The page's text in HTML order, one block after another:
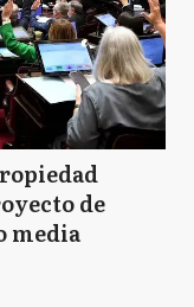
de
media